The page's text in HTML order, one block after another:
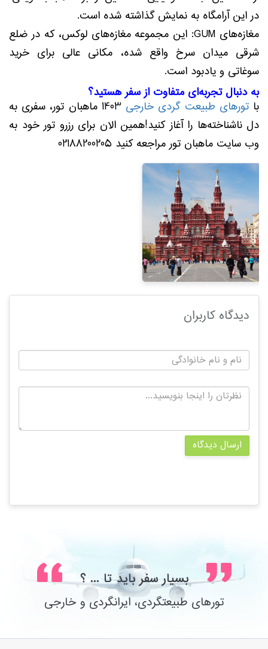
در این آرامگاه به نمایش گذاشته شده است.
مغازه‌های GUM: این مجموعه مغازه‌های لوکس، که در ضلع
شرقی میدان سرخ واقع شده، مکانی عالی برای خرید
سوغاتی و یادبود است.
به دنبال تجربه‌ای متفاوت از سفر هستید؟
باتورهای طبیعت گردی خارجی
1403 ماهبان تور، سفری به
دل ناشناخته‌ها را آغاز کنید!همین الان برای رزرو تور خود به
وب سایت ماهبان تور مراجعه کنید 02188200205
دیدگاه کاربران
ارسال دیدگاه
بسیار سفر باید تا ... ؟
تورهای طبیعتگردی، ایرانگردی و خارجی